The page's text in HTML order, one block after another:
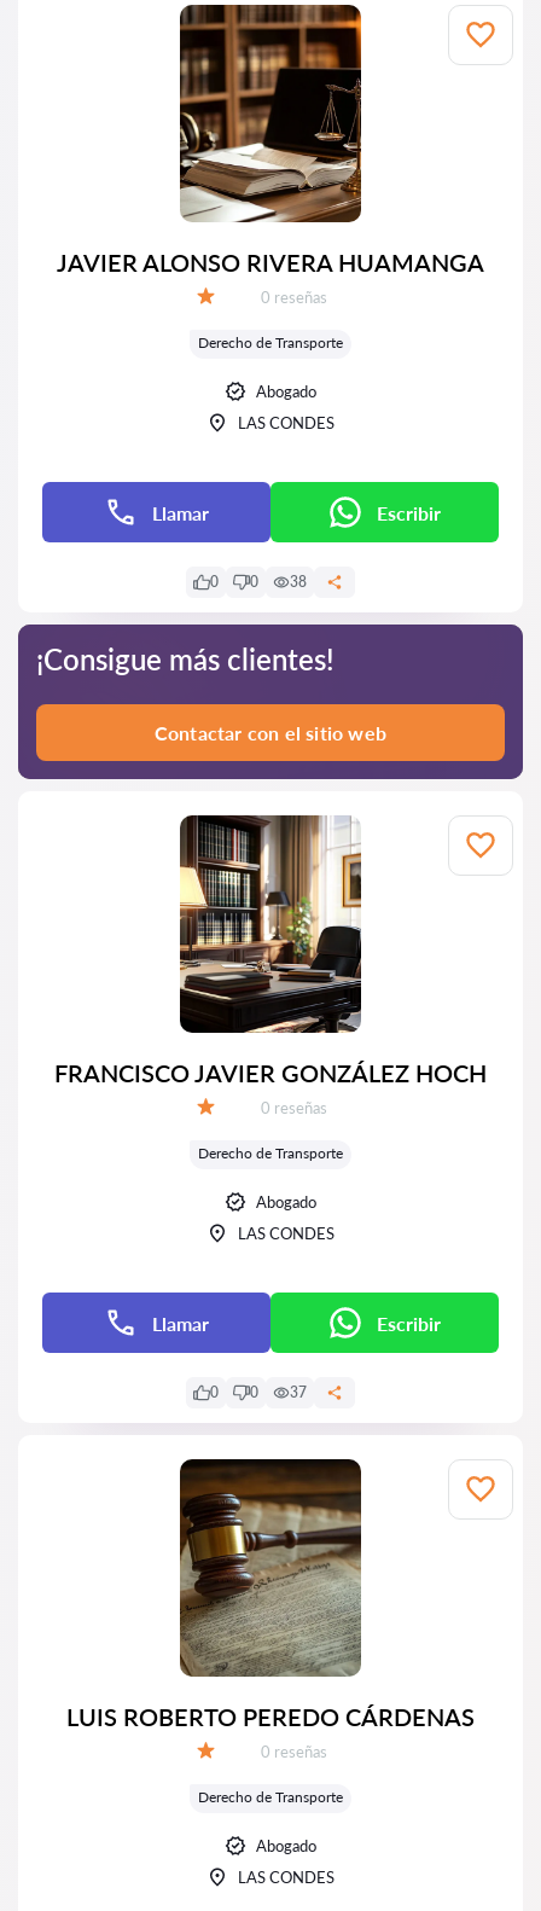
JAVIER ALONSO RIVERA HUAMANGA
Número de reseñas:
0 reseñas
Derecho de Transporte
Abogado
LAS CONDES
Llamar Escribir
0 0 38
¡Consigue más clientes!
Contactar con el sitio web
FRANCISCO JAVIER GONZÁLEZ HOCH
Número de reseñas:
0 reseñas
Derecho de Transporte
Abogado
LAS CONDES
Llamar Escribir
0 0 37
LUIS ROBERTO PEREDO CÁRDENAS
Número de reseñas:
0 reseñas
Derecho de Transporte
Abogado
LAS CONDES